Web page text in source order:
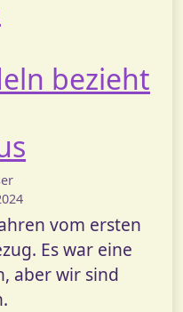
bezieht
vom ersten
Es war eine
aber wir sind